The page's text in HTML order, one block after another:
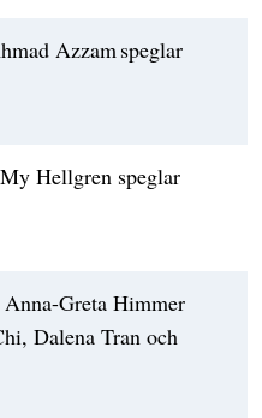
Azzam speglar
Hellgren speglar
Anna-Greta Himmer
Dalena Tran och